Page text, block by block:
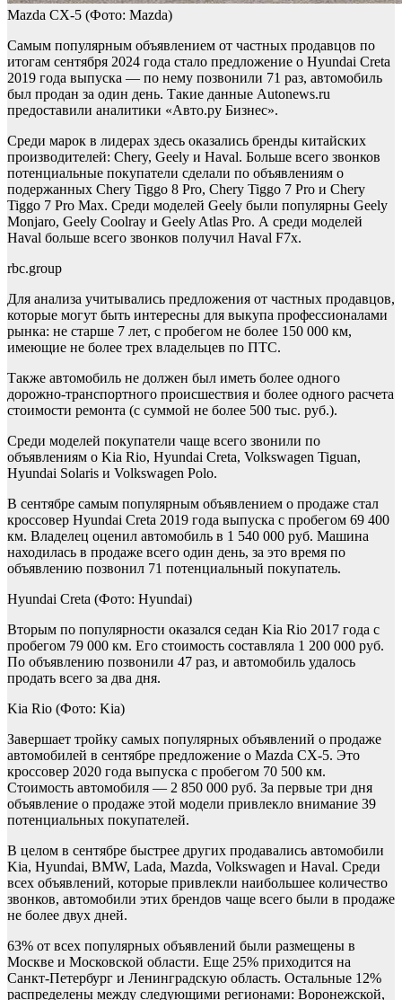
Mazda CX-5 (Фото: Mazda)
Самым популярным объявлением от частных продавцов по
итогам сентября 2024 года стало предложение о Hyundai Creta
2019 года выпуска — по нему позвонили 71 раз, автомобиль
был продан за один день. Такие данные Autonews.ru
предоставили аналитики «Авто.ру Бизнес».
Среди марок в лидерах здесь оказались бренды китайских
производителей: Chery, Geely и Haval. Больше всего звонков
потенциальные покупатели сделали по объявлениям о
подержанных Chery Tiggo 8 Pro, Chery Tiggo 7 Pro и Chery
Tiggo 7 Pro Max. Среди моделей Geely были популярны Geely
Monjaro, Geely Coolray и Geely Atlas Pro. А среди моделей
Haval больше всего звонков получил Haval F7x.
rbc.group
Для анализа учитывались предложения от частных продавцов,
которые могут быть интересны для выкупа профессионалами
рынка: не старше 7 лет, с пробегом не более 150 000 км,
имеющие не более трех владельцев по ПТС.
Также автомобиль не должен был иметь более одного
дорожно-транспортного происшествия и более одного расчета
стоимости ремонта (с суммой не более 500 тыс. руб.).
Среди моделей покупатели чаще всего звонили по
объявлениям о Kia Rio, Hyundai Creta, Volkswagen Tiguan,
Hyundai Solaris и Volkswagen Polo.
В сентябре самым популярным объявлением о продаже стал
кроссовер Hyundai Creta 2019 года выпуска с пробегом 69 400
км. Владелец оценил автомобиль в 1 540 000 руб. Машина
находилась в продаже всего один день, за это время по
объявлению позвонил 71 потенциальный покупатель.
Hyundai Creta (Фото: Hyundai)
Вторым по популярности оказался седан Kia Rio 2017 года с
пробегом 79 000 км. Его стоимость составляла 1 200 000 руб.
По объявлению позвонили 47 раз, и автомобиль удалось
продать всего за два дня.
Kia Rio (Фото: Kia)
Завершает тройку самых популярных объявлений о продаже
автомобилей в сентябре предложение о Mazda CX-5. Это
кроссовер 2020 года выпуска с пробегом 70 500 км.
Стоимость автомобиля — 2 850 000 руб. За первые три дня
объявление о продаже этой модели привлекло внимание 39
потенциальных покупателей.
В целом в сентябре быстрее других продавались автомобили
Kia, Hyundai, BMW, Lada, Mazda, Volkswagen и Haval. Среди
всех объявлений, которые привлекли наибольшее количество
звонков, автомобили этих брендов чаще всего были в продаже
не более двух дней.
63% от всех популярных объявлений были размещены в
Москве и Московской области. Еще 25% приходится на
Санкт-Петербург и Ленинградскую область. Остальные 12%
распределены между следующими регионами: Воронежской,